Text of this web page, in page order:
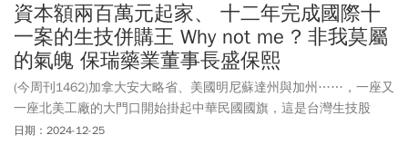
資本額兩百萬元起家、 十二年完成國際十
一案的生技併購王 Why not me ? 非我莫屬
的氣魄 保瑞藥業董事長盛保熙
(今周刊1462)加拿大安大略省、美國明尼蘇達州與加州……，一座又
一座北美工廠的大門口開始掛起中華民國國旗，這是台灣生技股
王、生技併購王保瑞藥業，厚積薄發的全球布局縮影。
日期：2024-12-25